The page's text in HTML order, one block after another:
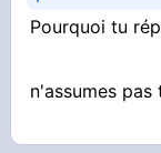
Pourquoi tu
n'assumes pas